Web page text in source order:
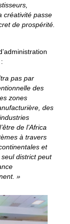
créativité passe
de prospérité.
pas par
des
zones
des
de l’Africa
à travers
et
seul district peut
»